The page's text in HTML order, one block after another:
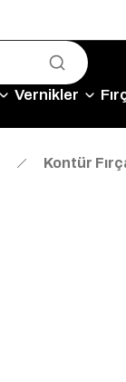
Vernikler
Kontür